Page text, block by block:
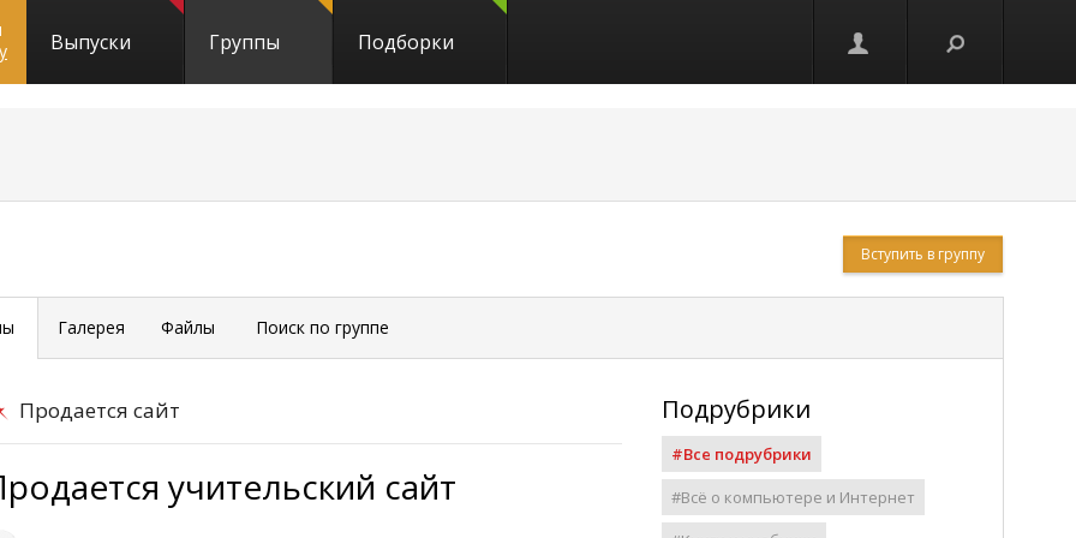
Выпуски Группы Подборки
Вступить в группу
Галерея Файлы Поиск по группе
Продается сайт
учительский сайт
Подрубрики
#Все подрубрики
#Всё о компьютере и Интернет